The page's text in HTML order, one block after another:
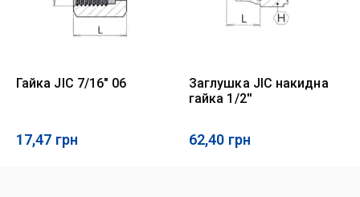
Гайка JIC 7/16" 06
17,47 грн
Заглушка JIC накидна
гайка 1/2''
62,40 грн